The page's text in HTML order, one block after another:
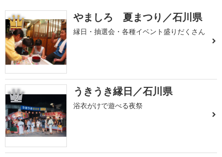
1 やましろ 夏まつり／石川県
縁日・抽選会・各種イベント盛りだくさん
2 うきうき縁日／石川県
浴衣がけで遊べる夜祭